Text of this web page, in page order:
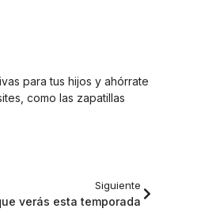
para tus hijos y ahórrate
como las zapatillas
Siguiente
verás esta temporada